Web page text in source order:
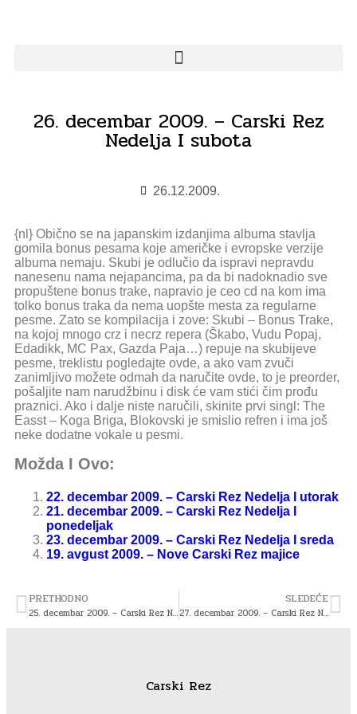
26. decembar 2009. – Carski Rez
Nedelja I subota
26.12.2009.
{nl} Obično se na japanskim izdanjima albuma stavlja
gomila bonus pesama koje američke i evropske verzije
albuma nemaju. Skubi je odlučio da ispravi nepravdu
nanesenu nama nejapancima, pa da bi nadoknadio sve
propuštene bonus trake, napravio je ceo cd na kom ima
tolko bonus traka da nema uopšte mesta za regularne
pesme. Zato se kompilacija i zove: Skubi – Bonus Trake,
na kojoj mnogo crz i necrz repera (Škabo, Vudu Popaj,
Edadikk, MC Pax, Gazda Paja…) repuje na skubijeve
pesme, treklistu pogledajte ovde, a ako vam zvuči
zanimljivo možete odmah da naručite ovde, to je preorder,
pošaljite nam narudžbinu i disk će vam stići čim prođu
praznici. Ako i dalje niste naručili, skinite prvi singl: The
Easst – Koga Briga, Blokovski je smislio refren i ima još
neke dodatne vokale u pesmi.
Možda I Ovo:
22. decembar 2009. – Carski Rez Nedelja I utorak
21. decembar 2009. – Carski Rez Nedelja I
ponedeljak
23. decembar 2009. – Carski Rez Nedelja I sreda
19. avgust 2009. – Nove Carski Rez majice
PRETHODNO
25. decembar 2009. – Carski Rez Nedelja I petak
SLEDEĆE
27. decembar 2009. – Carski Rez Nedelja I nedelja
Carski Rez